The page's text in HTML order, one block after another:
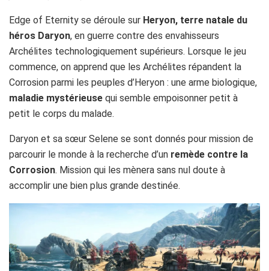
Edge of Eternity se déroule sur Heryon, terre natale du
héros Daryon, en guerre contre des envahisseurs
Archélites technologiquement supérieurs. Lorsque le jeu
commence, on apprend que les Archélites répandent la
Corrosion parmi les peuples d’Heryon : une arme biologique,
maladie mystérieuse qui semble empoisonner petit à
petit le corps du malade.
Daryon et sa sœur Selene se sont donnés pour mission de
parcourir le monde à la recherche d’un remède contre la
Corrosion. Mission qui les mènera sans nul doute à
accomplir une bien plus grande destinée.